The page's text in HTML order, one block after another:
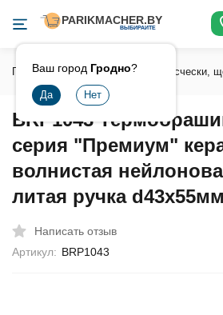
Ваш город Гродно?
Главная Инструмент Расчески,
BRP1043
серия "Премиум"
волнистая
литая ручка d43x55мм
Написать отзыв
Артикул: BRP1043